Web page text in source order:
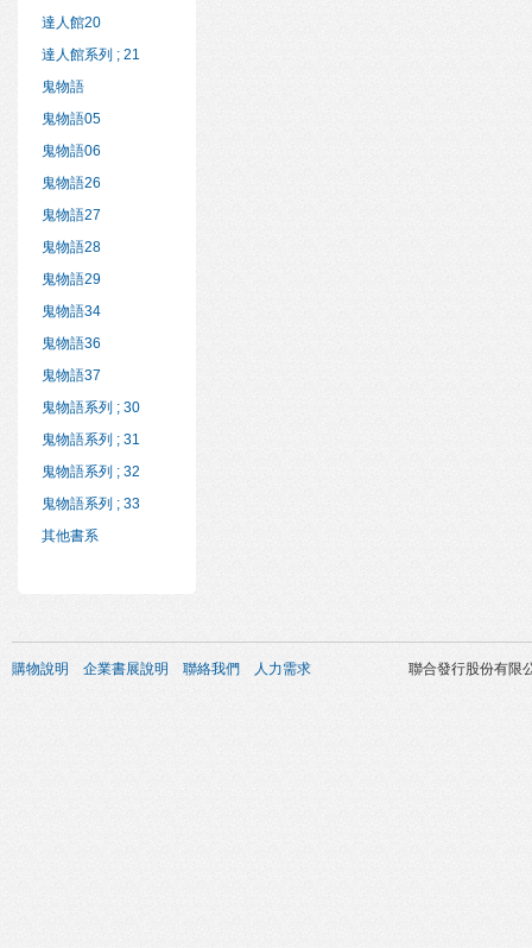
達人館20
達人館系列 ; 21
鬼物語
鬼物語05
鬼物語06
鬼物語26
鬼物語27
鬼物語28
鬼物語29
鬼物語34
鬼物語36
鬼物語37
鬼物語系列 ; 30
鬼物語系列 ; 31
鬼物語系列 ; 32
鬼物語系列 ; 33
其他書系
購物說明 企業書展說明 聯絡我們 人力需求 聯合發行股份有限